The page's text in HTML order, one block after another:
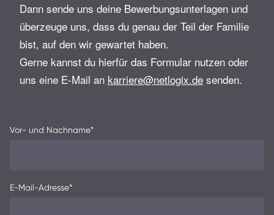
Dann sende uns deine Bewerbungsunterlagen und
überzeuge uns, dass du genau der Teil der Familie
bist, auf den wir gewartet haben.
Gerne kannst du hierfür das Formular nutzen oder
uns eine E-Mail an karriere@netlogix.de senden.
Vor- und Nachname*
E-Mail-Adresse*